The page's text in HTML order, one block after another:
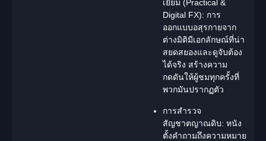
เยี่ยม (Practical &
Digital FX): การ
ออกแบบอสุรกายจาก
ต่างมิติมีเอกลักษณ์ที่น่า
สยดสยองและดูจับต้อง
ได้จริง สร้างความ
กดดันให้ผู้ชมทุกครั้งที่
พวกมันปรากฏตัว
การสำรวจ
สัญชาตญาณดิบ: หนัง
ตั้งคำถามถึงความหมาย